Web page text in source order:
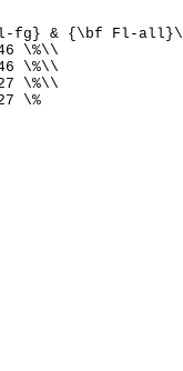
fg} & {\bf Fl-
\%\\
\%\\
\%\\
\%